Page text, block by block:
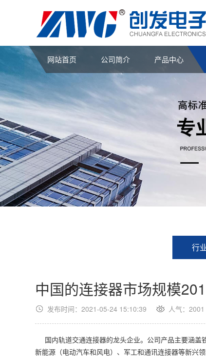
网站首页 公司简介 产品中心
行
中国的连接器市场规模
发布时间：2021-05-24 15:10:39 人气：2001
国内轨道交通连接器的龙头企业。公司产品主要涵盖
新能源（电动汽车和风电）、军工和通讯连接器等新兴